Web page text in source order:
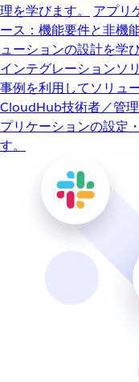
理を学びます。
アプリ
ース：機能要件と非機
ューションの設計を学び
インテグレーションソ
事例を利用してソリュ
CloudHub技術者／管
プリケーションの設定
す。